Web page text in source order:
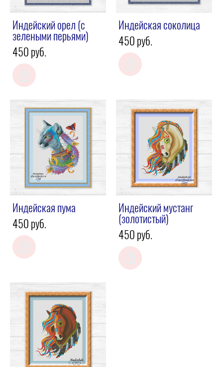
Индейский орел (с
зелеными перьями)
450 pуб.
Индейская соколица
450 pуб.
Индейская пума
450 pуб.
Индейский мустанг
(золотистый)
450 pуб.